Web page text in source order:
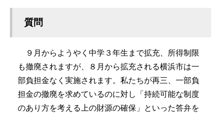
質問
９月からようやく中学３年生まで拡充、所得制限
も撤廃されますが、８月から拡充される横浜市は一
部負担金なく実施されます。私たちが再三、一部負
担金の撤廃を求めているのに対し「持続可能な制度
のあり方を考える上の財源の確保」といった答弁を